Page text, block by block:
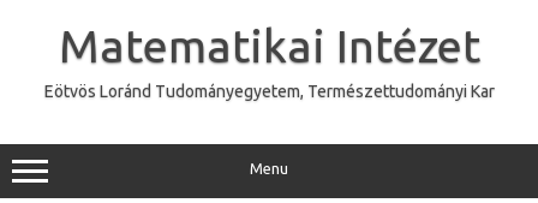
Matematikai Intézet
Eötvös Loránd Tudományegyetem, Természettudományi Kar
Menu